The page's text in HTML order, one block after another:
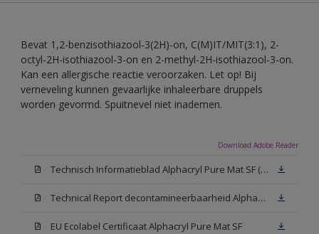
Bevat 1,2-benzisothiazool-3(2H)-on, C(M)IT/MIT(3:1), 2-
octyl-2H-isothiazool-3-on en 2-methyl-2H-isothiazool-3-on.
Kan een allergische reactie veroorzaken. Let op! Bij
verneveling kunnen gevaarlijke inhaleerbare druppels
worden gevormd. Spuitnevel niet inademen.
Download Adobe Reader
Technisch Informatieblad Alphacryl Pure Mat SF (New Livery) (PDF)
Technical Report decontamineerbaarheid Alphacryl Pure Mat SF
EU Ecolabel Certificaat Alphacryl Pure Mat SF